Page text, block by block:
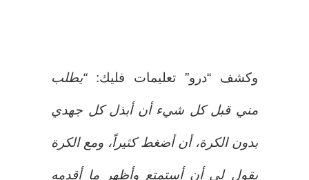
وكشف “درو” تعليمات فليك:“يطلب
مني قبل كل شيء أن أبذل كل جهدي
بدون الكرة، أن أضغط كثيراً، ومع الكرة
يقول لي أن أستمتع وأظهر ما أقدمه